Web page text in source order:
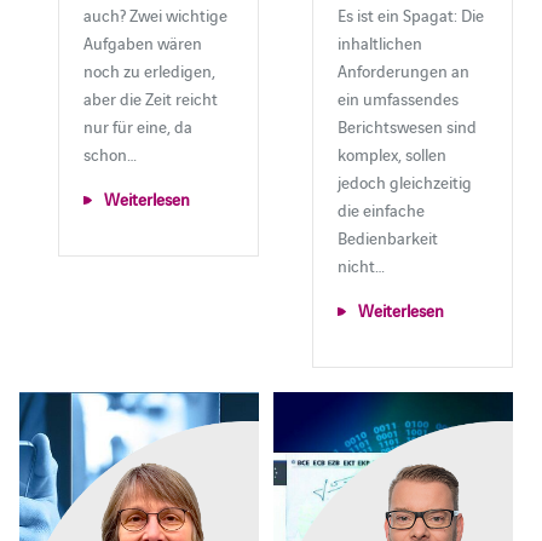
auch? Zwei wichtige
Aufgaben wären
noch zu erledigen,
aber die Zeit reicht
nur für eine, da
schon…
Weiterlesen
Es ist ein Spagat: Die
inhaltlichen
Anforderungen an
ein umfassendes
Berichtswesen sind
komplex, sollen
jedoch gleichzeitig
die einfache
Bedienbarkeit
nicht…
Weiterlesen